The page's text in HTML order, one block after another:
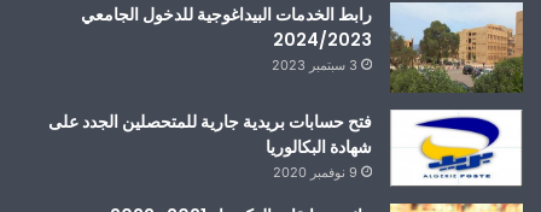
رابط الخدمات البيداغوجية للدخول الجامعي
2024/2023
3 سبتمبر 2023
فتح حسابات بريدية جارية للمتحصلين الجدد على
شهادة البكالوريا
9 نوفمبر 2020